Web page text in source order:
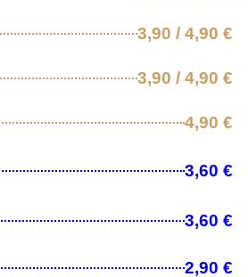
3,90 / 4,90 €
3,90 / 4,90 €
4,90 €
3,60 €
3,60 €
2,90 €